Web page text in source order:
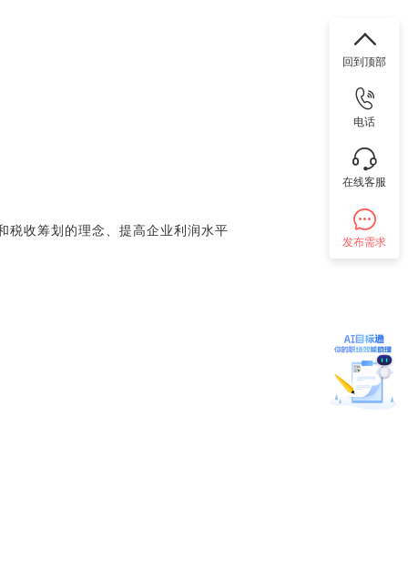
税收筹划的理念、提高企业利润水平
回到顶部
电话
在线客服
发布需求